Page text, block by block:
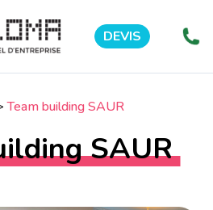
DEVIS
Team building SAUR
SAUR